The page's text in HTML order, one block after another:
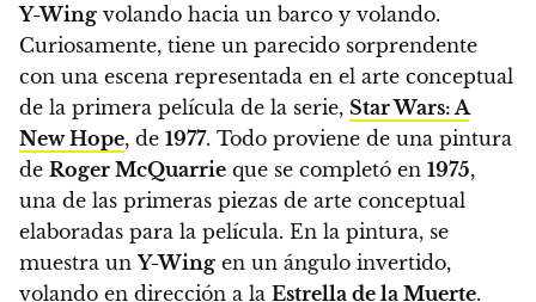
Y-Wing volando hacia un barco y volando.
Curiosamente, tiene un parecido sorprendente
con una escena representada en el arte conceptual
de la primera película de la serie, Star Wars: A
New Hope, de 1977. Todo proviene de una pintura
de Roger McQuarrie que se completó en 1975,
una de las primeras piezas de arte conceptual
elaboradas para la película. En la pintura, se
muestra unY-Wing en un ángulo invertido,
volando en dirección a la Estrella de la Muerte.